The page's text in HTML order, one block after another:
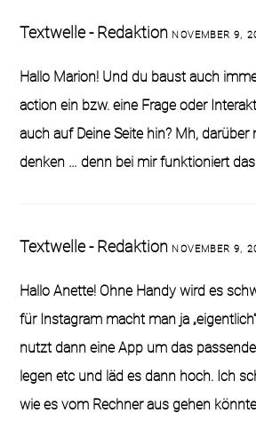
Textwelle - Redaktion NOVEMBER 9,
Hallo Marion! Und du baust auch
action ein bzw. eine Frage oder
auch auf Deine Seite hin? Mh,
denken … denn bei mir funktioniert
Textwelle - Redaktion NOVEMBER 9,
Hallo Anette! Ohne Handy wird es
für Instagram macht man ja
nutzt dann eine App um das
legen etc und läd es dann hoch. Ich
wie es vom Rechner aus gehen